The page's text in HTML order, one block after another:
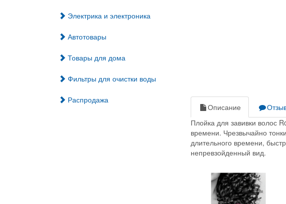
Электрика и электроника
Автотовары
Товары для дома
Фильтры для очистки воды
Распродажа
Описание
Плойка для завивки волос
времени. Чрезвычайно
длительного времени,
непревзойденный вид.